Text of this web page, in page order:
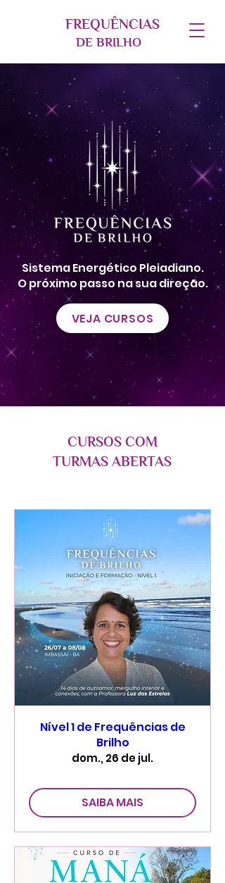
FREQUÊNCIAS
DE BRILHO
Sistema Energético Pleiadiano.
O próximo passo na sua direção.
VEJA CURSOS
CURSOS COM
TURMAS ABERTAS
Nível 1 de Frequências de
Brilho
dom., 26 de jul.
SAIBA MAIS